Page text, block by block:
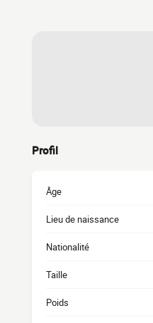
Profil
Âge
Lieu de naissance
Nationalité
Taille
Poids